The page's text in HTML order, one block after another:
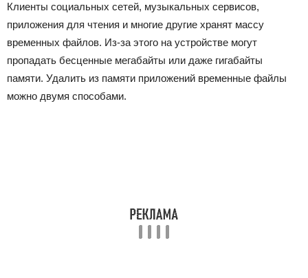
Клиенты социальных сетей, музыкальных сервисов,
приложения для чтения и многие другие хранят массу
временных файлов. Из-за этого на устройстве могут
пропадать бесценные мегабайты или даже гигабайты
памяти. Удалить из памяти приложений временные файлы
можно двумя способами.